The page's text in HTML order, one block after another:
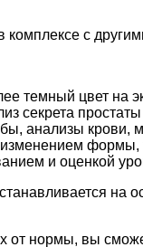
с
темный цвет на
секрета
анализы крови,
и оценкой
нормы, вы